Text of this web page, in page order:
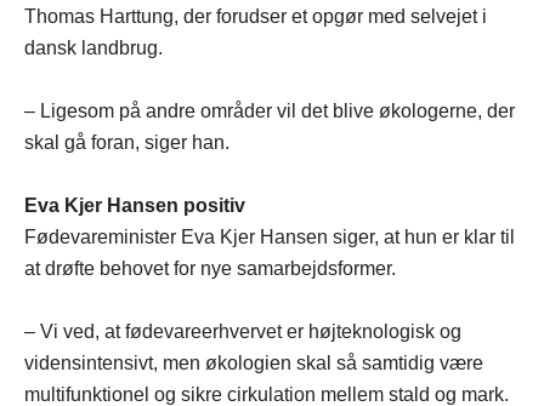
Thomas Harttung, der forudser et opgør med selvejet i
dansk landbrug.
– Ligesom på andre områder vil det blive økologerne, der
skal gå foran, siger han.
Eva Kjer Hansen positiv
Fødevareminister Eva Kjer Hansen siger, at hun er klar til
at drøfte behovet for nye samarbejdsformer.
– Vi ved, at fødevareerhvervet er højteknologisk og
vidensintensivt, men økologien skal så samtidig være
multifunktionel og sikre cirkulation mellem stald og mark.